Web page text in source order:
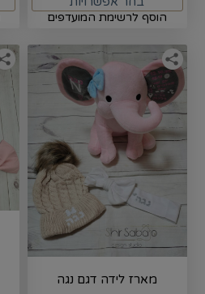
הוסף לרשימת המועדפים
מארז לידה דגם נגה